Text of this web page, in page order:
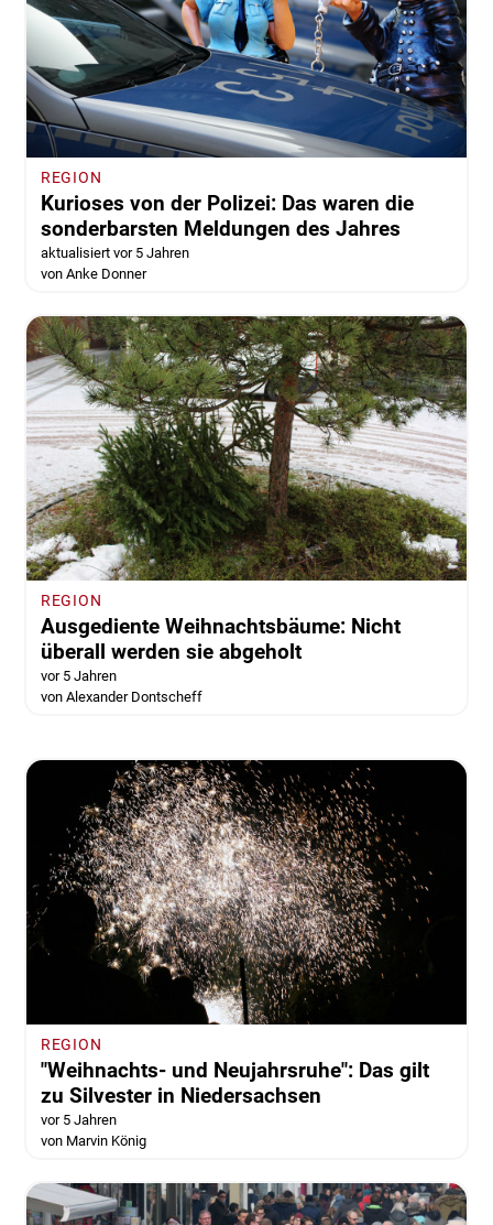
REGION
Kurioses von der Polizei: Das waren die
sonderbarsten Meldungen des Jahres
aktualisiert vor 5 Jahren
von Anke Donner
REGION
Ausgediente Weihnachtsbäume: Nicht
überall werden sie abgeholt
vor 5 Jahren
von Alexander Dontscheff
REGION
"Weihnachts- und Neujahrsruhe": Das gilt
zu Silvester in Niedersachsen
vor 5 Jahren
von Marvin König